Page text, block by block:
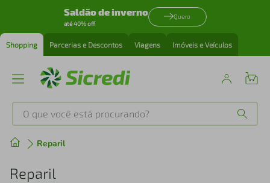
Saldão de inverno
até 40% off
Quero
Shopping Parcerias e Descontos Viagens Imóveis e Veículos
O que você está procurando?
Reparil
Reparil
Produtos mais buscados
tenis